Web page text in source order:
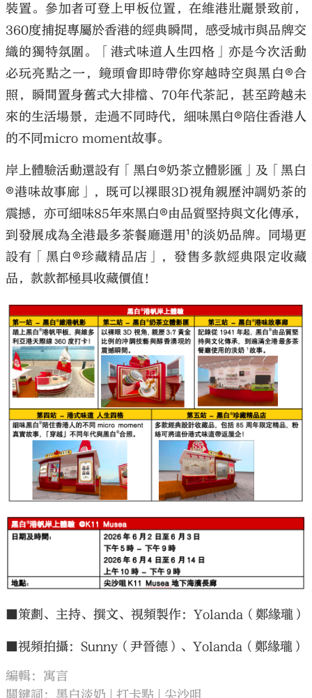
裝置。參加者可登上甲板位置，在維港壯麗景致前，
360度捕捉專屬於香港的經典瞬間，感受城市與品牌交
織的獨特氛圍。「港式味道人生四格」亦是今次活動
必玩亮點之一，鏡頭會即時帶你穿越時空與黑白®合
照，瞬間置身舊式大排檔、70年代茶記，甚至跨越未
來的生活場景，走過不同時代，細味黑白®陪住香港人
的不同micro moment故事。
岸上體驗活動還設有「黑白®奶茶立體影匯」及「黑白
®港味故事廊」，既可以裸眼3D視角親歷沖調奶茶的
震撼，亦可細味85年來黑白®由品質堅持與文化傳承，
到發展成為全港最多茶餐廳選用¹的淡奶品牌。同場更
設有「黑白®珍藏精品店」，發售多款經典限定收藏
品，款款都極具收藏價值！
■策劃、主持、撰文、視頻製作：Yolanda（鄭緣瓏）
■視頻拍攝：Sunny（尹晉德）、Yolanda（鄭緣瓏）
編輯：寓言
關鍵詞： 黑白淡奶 打卡點 尖沙咀